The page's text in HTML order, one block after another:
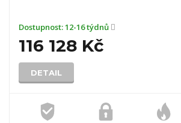
Dostupnost:12-16 týdnů
116 128 Kč
DETAIL